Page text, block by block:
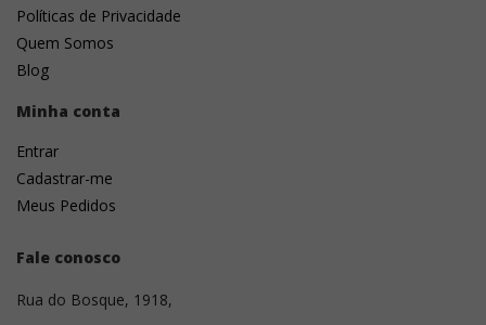
Quais são as formas de pagamento?
Vocês emitem nota fiscal?
O prazo começa após a aprovação da arte?
Vocês conseguem atender grandes
Posso enviar para vários endereços?
Quais arquivos devo enviar da minha marca?
Políticas de Privacidade
Quem Somos
Blog
Minha conta
Entrar
Cadastrar-me
Meus Pedidos
Fale conosco
Rua do Bosque, 1918,